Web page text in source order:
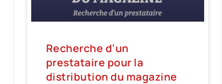
Recherche d’un
prestataire pour la
distribution du magazine